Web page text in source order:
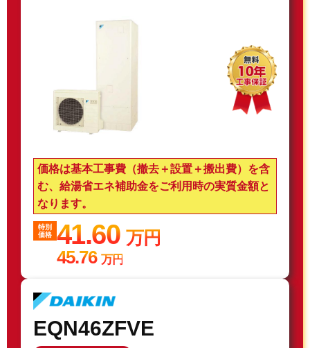
価格は基本工事費（撤去＋設置＋搬出費）を含
む、給湯省エネ補助金をご利用時の実質金額と
なります。
特別
価格
41.60万円
45.76 万円
EQN46ZFVE